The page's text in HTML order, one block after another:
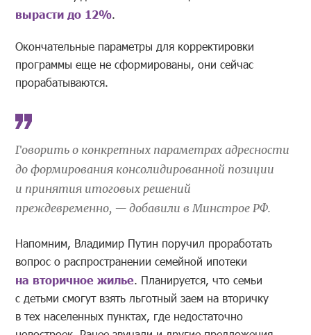
вырасти до 12%.
Окончательные параметры для корректировки
программы еще не сформированы, они сейчас
прорабатываются.
Говорить о конкретных параметрах адресности
до формирования консолидированной позиции
и принятия итоговых решений
преждевременно, — добавили в Минстрое РФ.
Напомним, Владимир Путин поручил проработать
вопрос о распространении семейной ипотеки
на вторичное жилье. Планируется, что семьи
с детьми смогут взять льготный заем на вторичку
в тех населенных пунктах, где недостаточно